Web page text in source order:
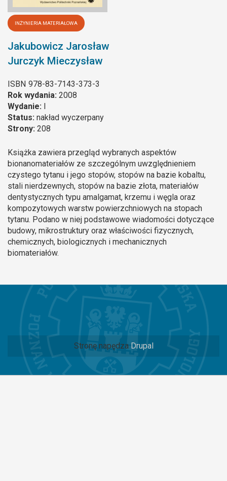
INŻYNIERIA MATERIAŁOWA
Jakubowicz Jarosław
Jurczyk Mieczysław
ISBN 978-83-7143-373-3
Rok wydania: 2008
Wydanie:
Status: nakład wyczerpany
Strony: 208
Książka zawiera przegląd wybranych aspektów
bionanomateriałów ze szczególnym uwzględnieniem
czystego tytanu i jego stopów, stopów na bazie kobaltu,
stali nierdzewnych, stopów na bazie złota, materiałów
dentystycznych typu amalgamat, krzemu i węgla oraz
kompozytowych warstw powierzchniowych na stopach
tytanu. Podano w niej podstawowe wiadomości dotyczące
budowy, mikrostruktury oraz właściwości fizycznych,
chemicznych, biologicznych i mechanicznych
biomateriałów.
Stronę napędza Drupal